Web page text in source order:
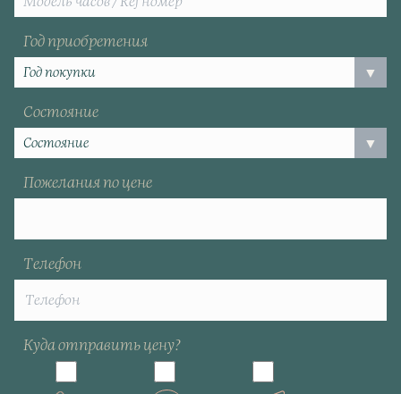
Год приобретения
Состояние
Пожелания по цене
Телефон
Куда отправить цену?